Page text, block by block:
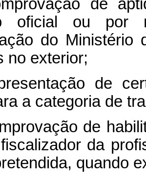
de
oficial ou por
do
no exterior;
de
a categoria de
de
da
quando